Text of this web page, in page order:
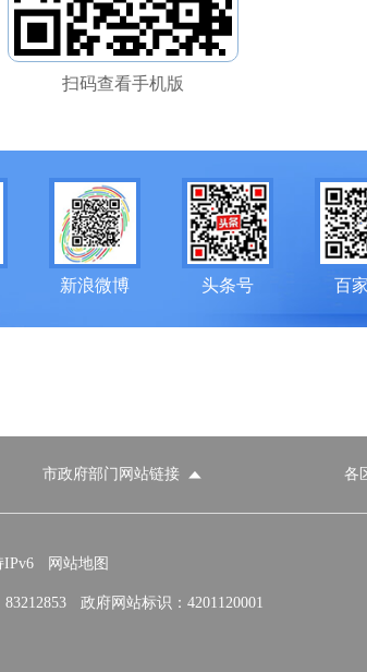
扫码查看手机版
新浪微博 头条号 百
市政府部门网站链接 各
各区政府部门网站 推荐访问网站
改革委员会
IPv6 网站地图
政府网站标识：4201120001